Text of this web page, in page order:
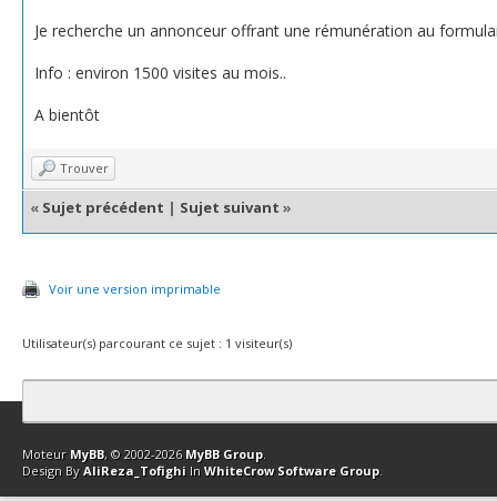
Je recherche un annonceur offrant une rémunération au
Info : environ 1500 visites au mois..
A bientôt
Trouver
« Sujet précédent | Sujet suivant »
Voir une version imprimable
Utilisateur(s) parcourant ce sujet : 1 visiteur(s)
Contact Club Affiliation Retourner en haut Version bas-débit
Moteur MyBB, © 2002-2026 MyBB Group.
Design By AliReza_Tofighi In WhiteCrow Software Group.